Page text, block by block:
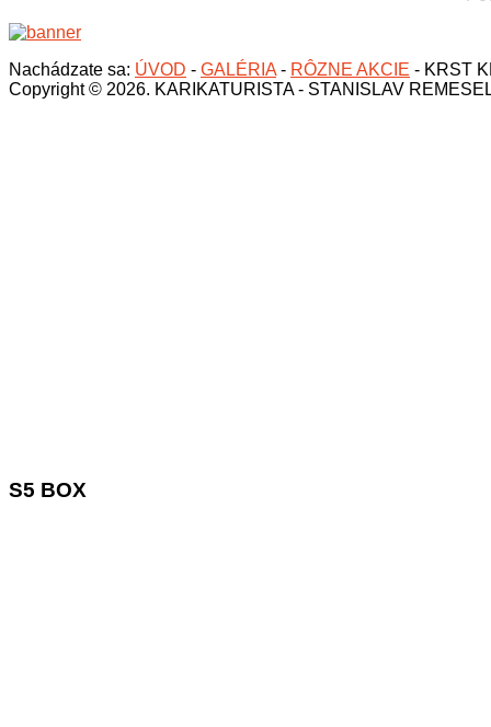
Nachádzate sa: ÚVOD - GALÉRIA - RÔZNE AKCIE - KRST
Copyright © 2026. KARIKATURISTA - STANISLAV
S5 BOX